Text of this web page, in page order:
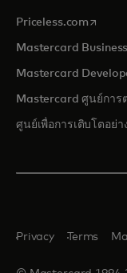
Priceless.com opens
Mastercard
Mastercard
Mastercard ศูนย์การ
ศูนย์เพื่อการเติบโตอย่
Privacy Terms